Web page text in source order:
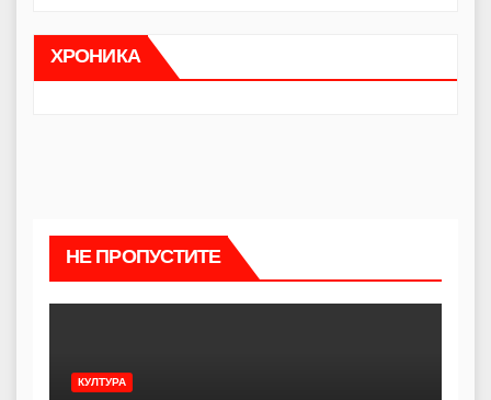
ХРОНИКА
НЕ ПРОПУСТИТЕ
КУЛТУРА